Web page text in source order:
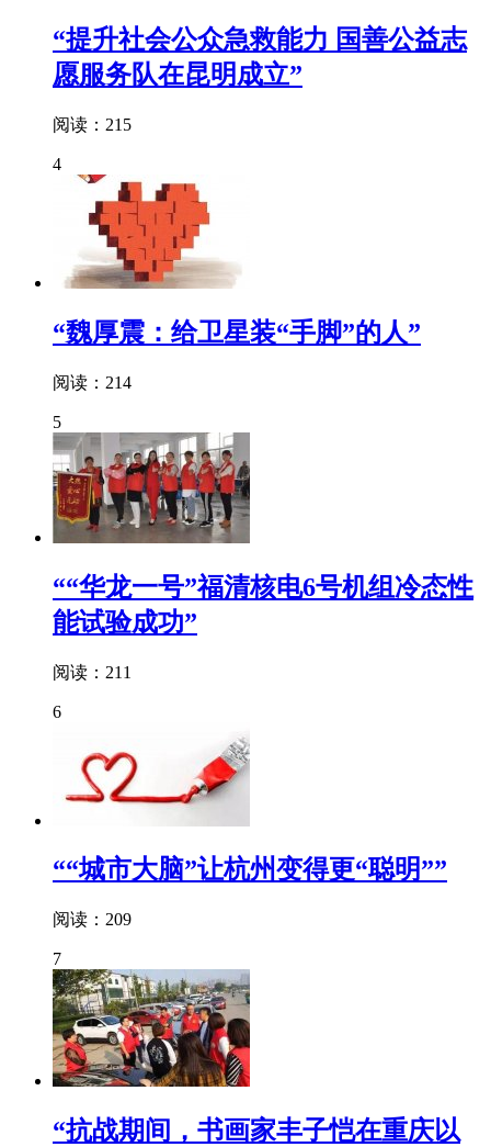
“提升社会公众急救能力 国善公益志
愿服务队在昆明成立”
阅读：215
4
“魏厚震：给卫星装“手脚”的人”
阅读：214
5
““华龙一号”福清核电6号机组冷态性
能试验成功”
阅读：211
6
““城市大脑”让杭州变得更“聪明””
阅读：209
7
“抗战期间，书画家丰子恺在重庆以